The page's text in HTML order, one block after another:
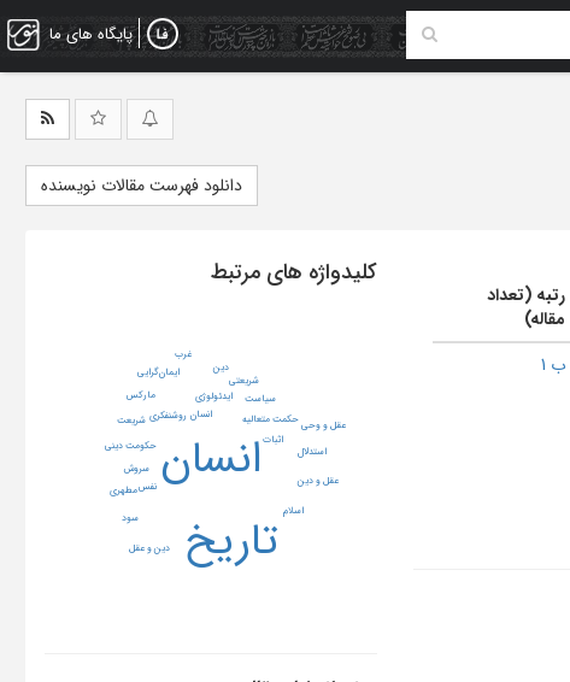
پایگاه های ما
دانلود فهرست مقالات نویسنده
رتبه (تعداد
مقاله)
ب 1
کلیدواژه های مرتبط
انسان
تاریخ
انسان
ایدئولوژی
حکمت متعالیه
حکومت دینی
روشنفکری
سروش
سیاست
شریعت
شریعتی
مارکس
مطهرینفس
اثبات
استدلال
اسلام
ایمان‌گرایی دین
دین و عقل
سود
عقل و دین
عقل و وحی
غرب